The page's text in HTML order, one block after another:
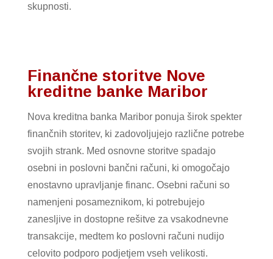
skupnosti.
Finančne storitve Nove
kreditne banke Maribor
Nova kreditna banka Maribor ponuja širok spekter
finančnih storitev, ki zadovoljujejo različne potrebe
svojih strank. Med osnovne storitve spadajo
osebni in poslovni bančni računi, ki omogočajo
enostavno upravljanje financ. Osebni računi so
namenjeni posameznikom, ki potrebujejo
zanesljive in dostopne rešitve za vsakodnevne
transakcije, medtem ko poslovni računi nudijo
celovito podporo podjetjem vseh velikosti.